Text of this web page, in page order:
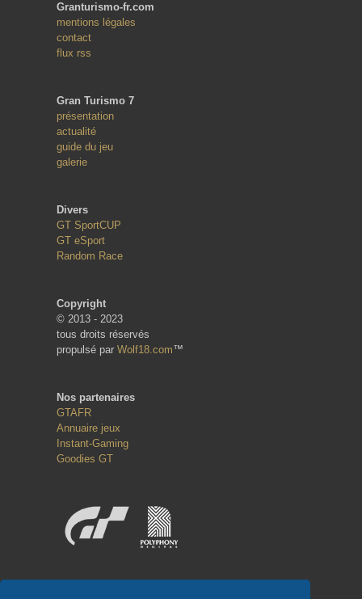
Granturismo-fr.com
mentions légales
contact
flux rss
Gran Turismo 7
présentation
actualité
guide du jeu
galerie
Divers
GT SportCUP
GT eSport
Random Race
Copyright
© 2013 - 2023
tous droits réservés
propulsé par Wolf18.com™
Nos partenaires
GTAFR
Annuaire jeux
Instant-Gaming
Goodies GT